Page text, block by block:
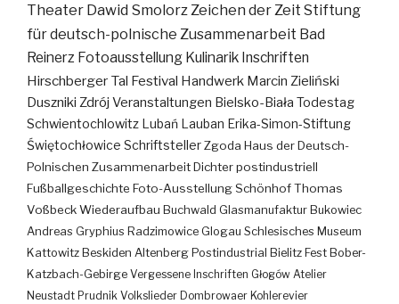
Theater Dawid SmolorzZeichen der Zeit Stiftung
für deutsch-polnische Zusammenarbeit Bad
Reinerz Fotoausstellung Kulinarik Inschriften
Hirschberger Tal Festival Handwerk Marcin Zieliński
Duszniki Zdrój Veranstaltungen Bielsko-Biała Todestag
Schwientochlowitz Lubań Lauban Erika-Simon-Stiftung
Świętochłowice SchriftstellerZgoda Haus der Deutsch-
Polnischen ZusammenarbeitDichterpostindustriell
Fußballgeschichte Foto-AusstellungSchönhofThomas
VoßbeckWiederaufbau Buchwald Glasmanufaktur Bukowiec
Andreas Gryphius Radzimowice Glogau Schlesisches Museum
Kattowitz Beskiden Altenberg Postindustrial Bielitz Fest Bober-
Katzbach-Gebirge Vergessene Inschriften Głogów Atelier
Neustadt Prudnik Volkslieder Dombrowaer Kohlerevier